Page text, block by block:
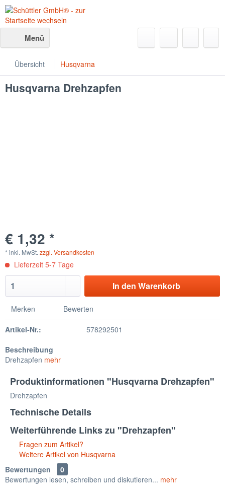
Menü
Übersicht Husqvarna
Husqvarna Drehzapfen
€ 1,32 *
* inkl. MwSt. zzgl. Versandkosten
Lieferzeit 5-7 Tage
In den Warenkorb
Merken Bewerten
Artikel-Nr.:
578292501
Beschreibung
Drehzapfen mehr
Produktinformationen "Husqvarna Drehzapfen"
Drehzapfen
Technische Details
Weiterführende Links zu "Drehzapfen"
Fragen zum Artikel?
Weitere Artikel von Husqvarna
Bewertungen
0
Bewertungen lesen, schreiben und diskutieren... mehr